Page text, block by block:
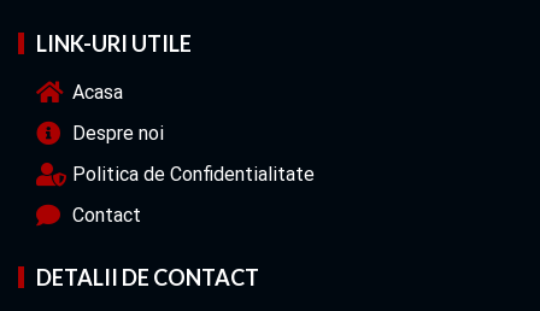
LINK-URI UTILE
Acasa
Despre noi
Politica de Confidentialitate
Contact
DETALII DE CONTACT